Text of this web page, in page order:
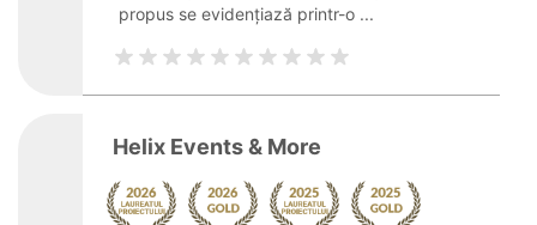
propus se evidențiază printr-o ...
Helix Events & More